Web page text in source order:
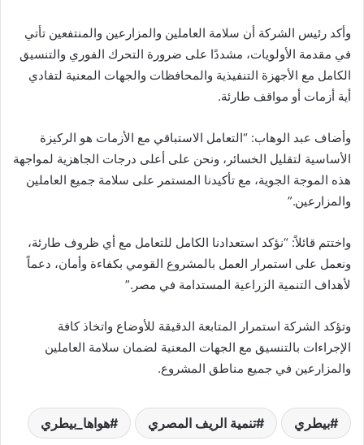
وأكد رئيس الشركة أن سلامة العاملين والمزارعين والمنتفعين تأتي
في مقدمة الأولويات، مشددًا على ضرورة التحرك الفوري والتنسيق
الكامل مع الأجهزة التنفيذية والمحافظات والجهات المعنية لتفادي
أية أزمات أو مواقف طارئة.
وأضاف عبد الوهاب: “التعامل الاستباقي مع الأزمات هو الركيزة
الأساسية لتقليل الخسائر، ونحن على أعلى درجات الجاهزية لمواجهة
هذه الموجة الجوية، مع تأكيدنا المستمر على سلامة جميع العاملين
والمزارعين.”
واختتم قائلاً: “نؤكد استعدادنا الكامل للتعامل مع أي ظروف طارئة،
ونعمل على استمرار العمل بالمشروع القومي بكفاءة وأمان، دعماً
لأهداف التنمية الزراعية المستدامة في مصر.”
وتؤكد الشركة استمرار المتابعة الدقيقة للأوضاع واتخاذ كافة
الإجراءات بالتنسيق مع الجهات المعنية لضمان سلامة العاملين
والمزارعين في جميع مناطق المشروع.
بيطري تنمية الريف المصري هواها_بيطري